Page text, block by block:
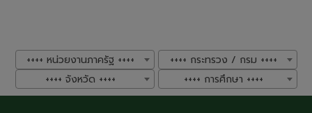
++++ หน่วยงานภาครัฐ ++++
++++ กระทรวง / กรม ++++
++++ จังหวัด ++++
++++ การศึกษา ++++